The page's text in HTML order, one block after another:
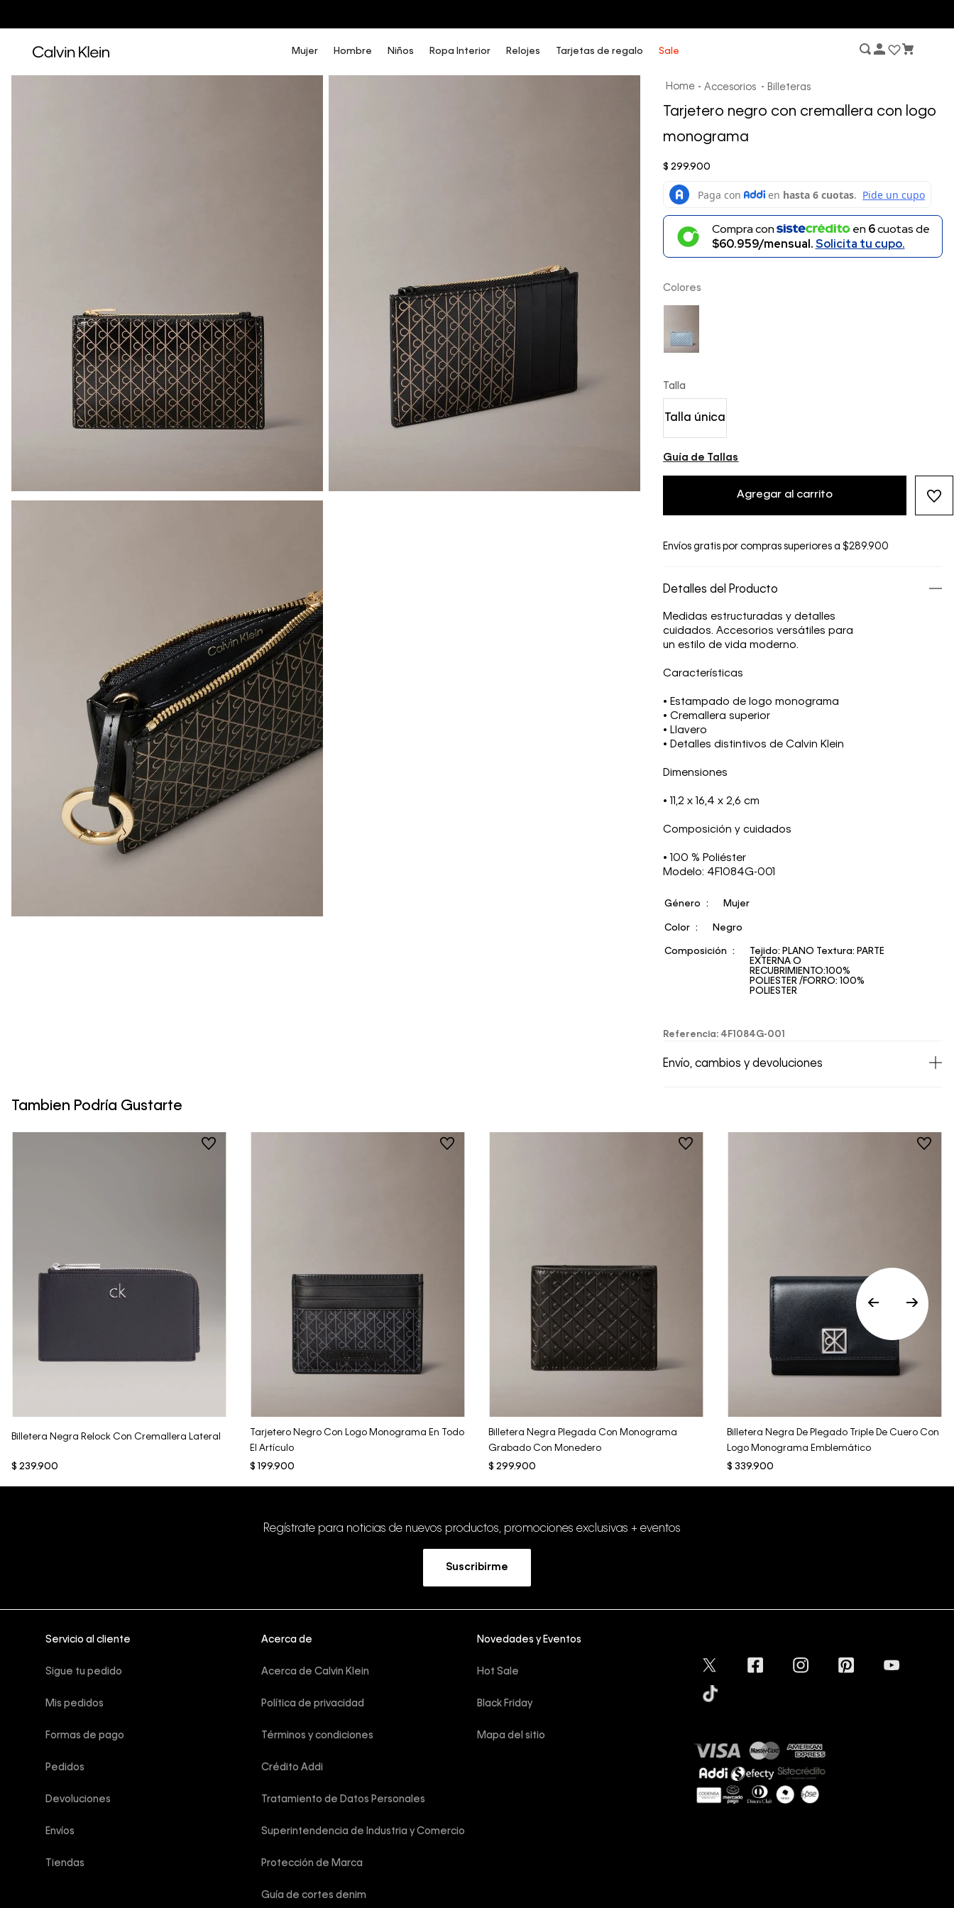
Mujer Hombre Niños Ropa Interior Relojes Tarjetas de regalo Sale
Accesorios Billeteras
Tarjetero negro con cremallera con logo
monograma
$ 299.900
Compra con en 6cuotas de
$60.959/mensual.Solicita tu cupo.
Colores
Talla
Talla única
Guía de Tallas
Agregar al carrito
Envíos gratis por compras superiores a $289.900
Detalles del Producto
Medidas estructuradas y detalles
cuidados. Accesorios versátiles para
un estilo de vida moderno.
Características
• Estampado de logo monograma
• Cremallera superior
• Llavero
• Detalles distintivos de Calvin Klein
Dimensiones
• 11,2 x 16,4 x 2,6 cm
Composición y cuidados
• 100 % Poliéster
Modelo: 4F1084G-001
Género Mujer
Color Negro
Composición
Tejido: PLANO Textura: PARTE
EXTERNA O
RECUBRIMIENTO:100%
POLIESTER /FORRO: 100%
POLIESTER
Referencia: 4F1084G-001
Envío, cambios y devoluciones
devolver y cambiar en un período de 30 días
calendario tras la recepción.
Tambien Podría Gustarte
Billetera Negra Relock Con Cremallera Lateral
$ 239.900
Tarjetero Negro Con Logo Monograma En Todo
El Artículo
$ 199.900
Billetera Negra Plegada Con Monograma
Grabado Con Monedero
$ 299.900
Billetera Negra De Plegado Triple De Cuero Con
Logo Monograma Emblemático
$ 339.900
Regístrate para noticias de nuevos productos, promociones exclusivas + eventos
Suscribirme
Servicio al cliente
Sigue tu pedido
Mis pedidos
Formas de pago
Pedidos
Devoluciones
Envíos
Tiendas
Acerca de
Acerca de Calvin Klein
Política de privacidad
Términos y condiciones
Crédito Addi
Tratamiento de Datos Personales
Superintendencia de Industria y Comercio
Protección de Marca
Guía de cortes denim
Novedades y Eventos
Hot Sale
Black Friday
Mapa del sitio